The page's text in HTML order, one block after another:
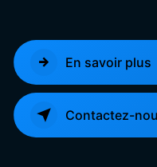
En savoir plus
Contactez-